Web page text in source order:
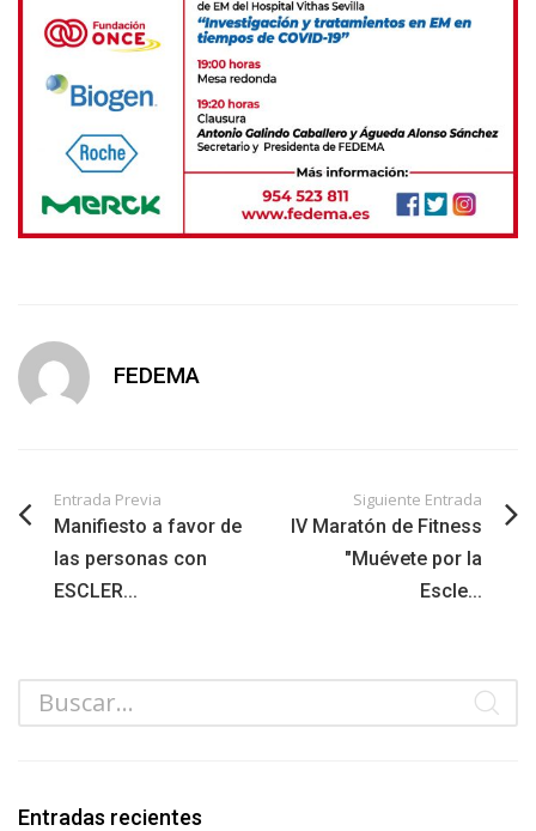
FEDEMA
Entrada Previa
Manifiesto a favor de
las personas con
ESCLER...
Siguiente Entrada
IV Maratón de Fitness
"Muévete por la
Escle...
Entradas recientes